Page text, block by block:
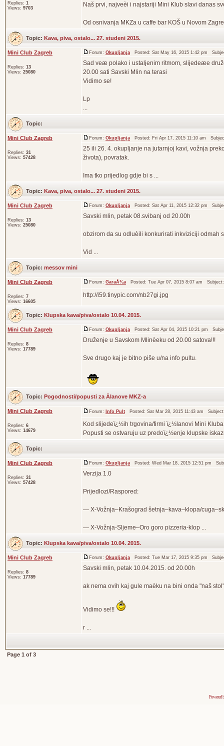
Replies: 1
Views: 9703 Naš prvi, najveèi i najstariji Mini Klub slavi danas
Od osnivanja MKZa u caffe bar KOŠ u Novom
Topic: Kava, piva, ostalo... 27. studeni 2015.
Mini Club Zagreb
Replies: 13
Views: 25080
Forum: Okupljanja Posted: Sat May 16, 2015 1:42 pm
Sad veæ polako i ustaljenim ritmom, slijedeæe
20.00 sati Savski Mlin na terasi
Vidimo se!
Lp
...
Topic:
Mini Club Zagreb
Replies: 31
Views: 57428
Forum: Okupljanja Posted: Fri Apr 17, 2015 11:10 am
25 ili 26. 4. okupljanje na jutarnjoj kavi, vožnja
života), povratak.
Ima tko prijedlog gdje bi s ...
Topic: Kava, piva, ostalo... 27. studeni 2015.
Mini Club Zagreb
Replies: 13
Views: 25080
Forum: Okupljanja Posted: Sat Apr 11, 2015 12:32 pm
Savski mlin, petak 08.svibanj od 20.00h
obzirom da su odluèili konkurirati inkviziciji odmah
Vid ...
Topic: messov mini
Mini Club Zagreb
Replies: 7
Views: 16605
Forum: GaraÅ¾a Posted: Tue Apr 07, 2015 8:07 am
http://i59.tinypic.com/nb27gi.jpg
Topic: Klupska kava/piva/ostalo 10.04. 2015.
Mini Club Zagreb
Replies: 8
Views: 17789
Forum: Okupljanja Posted: Sat Apr 04, 2015 10:21 pm
Druženje u Savskom Mlinèeku od 20.00 satova!!!
Sve drugo kaj je bitno piše u/na info pultu.
Topic: Pogodnosti/popusti za Älanove MKZ-a
Mini Club Zagreb
Replies: 6
Views: 14679
Forum: Info Pult Posted: Sat Mar 28, 2015 11:43 am
Kod slijedeï¿½ih trgovina/firmi ï¿½lanovi Mini
Popusti se ostvaruju uz predoï¿½enje klupske
Topic:
Mini Club Zagreb
Replies: 31
Views: 57428
Forum: Okupljanja Posted: Wed Mar 18, 2015 12:51 pm
Verzija 1.0
Prijedlozi/Raspored:
--- X-Vožnja–Krašograd šetnja–kava–klopa/
--- X-Vožnja-Sljeme–Oro goro pizzeria-klop ...
Topic: Klupska kava/piva/ostalo 10.04. 2015.
Mini Club Zagreb
Replies: 8
Views: 17789
Forum: Okupljanja Posted: Tue Mar 17, 2015 9:35 pm
Savski mlin, petak 10.04.2015. od 20.00h
ak nema ovih kaj gule maèku na bini onda "naš
Vidimo se!!!
r ...
Page 1 of 3
Powered